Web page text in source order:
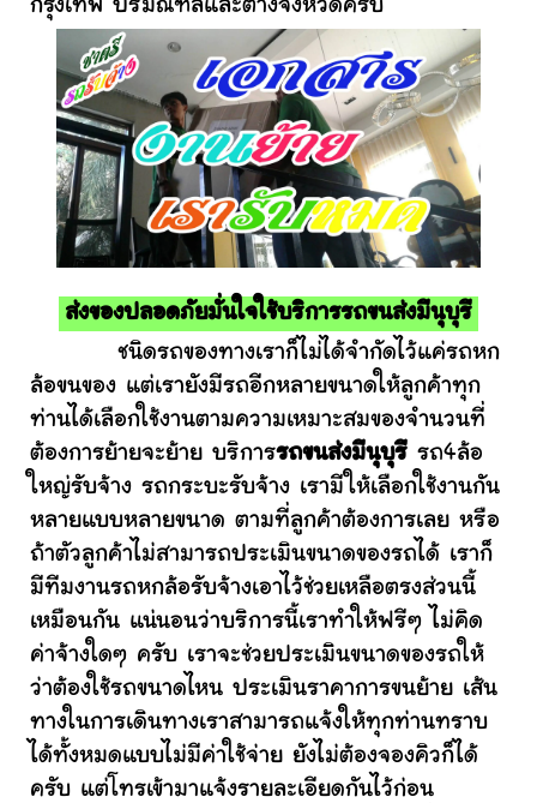
กรุงเทพ ปริมณฑลและต่างจังหวัดครับ
ส่งของปลอดภัยมั่นใจใช้บริการรถขนส่งมีนุบุรี
ชนิดรถของทางเราก็ไม่ได้จำกัดไว้แค่รถหก
ล้อขนของ แต่เรายังมีรถอีกหลายขนาดให้ลูกค้าทุก
ท่านได้เลือกใช้งานตามความเหมาะสมของจำนวนที่
ต้องการย้ายจะย้าย บริการรถขนส่งมีนุบุรี รถ4ล้อ
ใหญ่รับจ้าง รถกระบะรับจ้าง เรามีให้เลือกใช้งานกัน
หลายแบบหลายขนาด ตามที่ลูกค้าต้องการเลย หรือ
ถ้าตัวลูกค้าไม่สามารถประเมินขนาดของรถได้ เราก็
มีทีมงานรถหกล้อรับจ้างเอาไว้ช่วยเหลือตรงส่วนนี้
เหมือนกัน แน่นอนว่าบริการนี้เราทำให้ฟรีๆ ไม่คิด
ค่าจ้างใดๆ ครับ เราจะช่วยประเมินขนาดของรถให้
ว่าต้องใช้รถขนาดไหน ประเมินราคาการขนย้าย เส้น
ทางในการเดินทางเราสามารถแจ้งให้ทุกท่านทราบ
ได้ทั้งหมดแบบไม่มีค่าใช้จ่าย ยังไม่ต้องจองคิวก็ได้
ครับ แต่โทรเข้ามาแจ้งรายละเอียดกันไว้ก่อน